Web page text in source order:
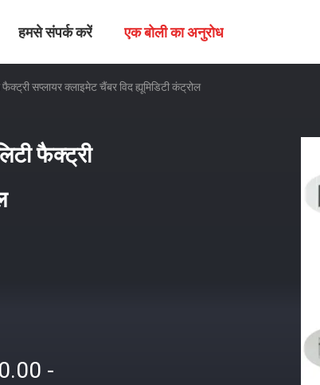
हमसे संपर्क करें एक बोली का अनुरोध
सप्लायर क्लाइमेट चैंबर विद ह्यूमिडिटी कंट्रोल
फैक्ट्री
-